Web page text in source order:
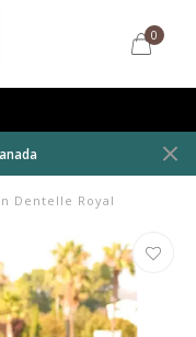
0
Dentelle Royal